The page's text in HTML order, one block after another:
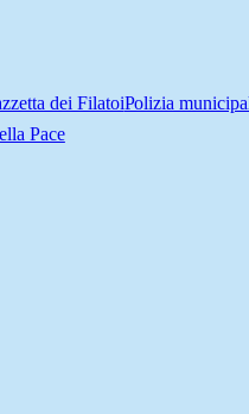
dei FilatoiPolizia
Pace